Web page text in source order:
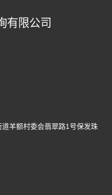
有限公司
羊额村委会翡翠路1号保发珠